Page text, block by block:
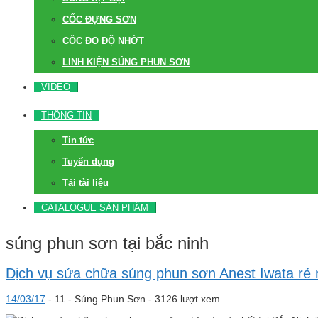
CỐC ĐỰNG SƠN
CỐC ĐO ĐỘ NHỚT
LINH KIỆN SÚNG PHUN SƠN
VIDEO
THÔNG TIN
Tin tức
Tuyển dụng
Tải tài liệu
CATALOGUE SẢN PHẨM
súng phun sơn tại bắc ninh
Dịch vụ sửa chữa súng phun sơn Anest Iwata rẻ
14/03/17 - 11 - Súng Phun Sơn - 3126 lượt xem